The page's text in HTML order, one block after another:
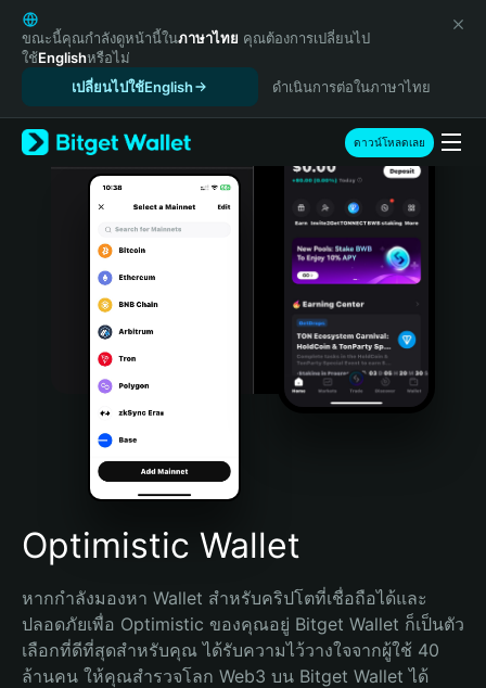
English
日本語
Tiếng Việt
Español (Latinoamérica)
Türkçe
Italiano
Português (Portugal)
Bahasa Indonesia
Português (Brasil)
Español (Argentina)
ขณะนี้คุณกำลังดูหน้านี้ในภาษาไทย คุณต้องการเปลี่ยนไป
ใช้Englishหรือไม่
เปลี่ยนไปใช้English
ดำเนินการต่อในภาษาไทย
ดาวน์โหลดเลย
Optimistic Wallet
หากกำลังมองหา Wallet สำหรับคริปโตที่เชื่อถือได้และ
ปลอดภัยเพื่อ Optimistic ของคุณอยู่ Bitget Wallet ก็เป็นตัว
เลือกที่ดีที่สุดสำหรับคุณ ได้รับความไว้วางใจจากผู้ใช้ 40
ล้านคน ให้คุณสำรวจโลก Web3 บน Bitget Wallet ได้